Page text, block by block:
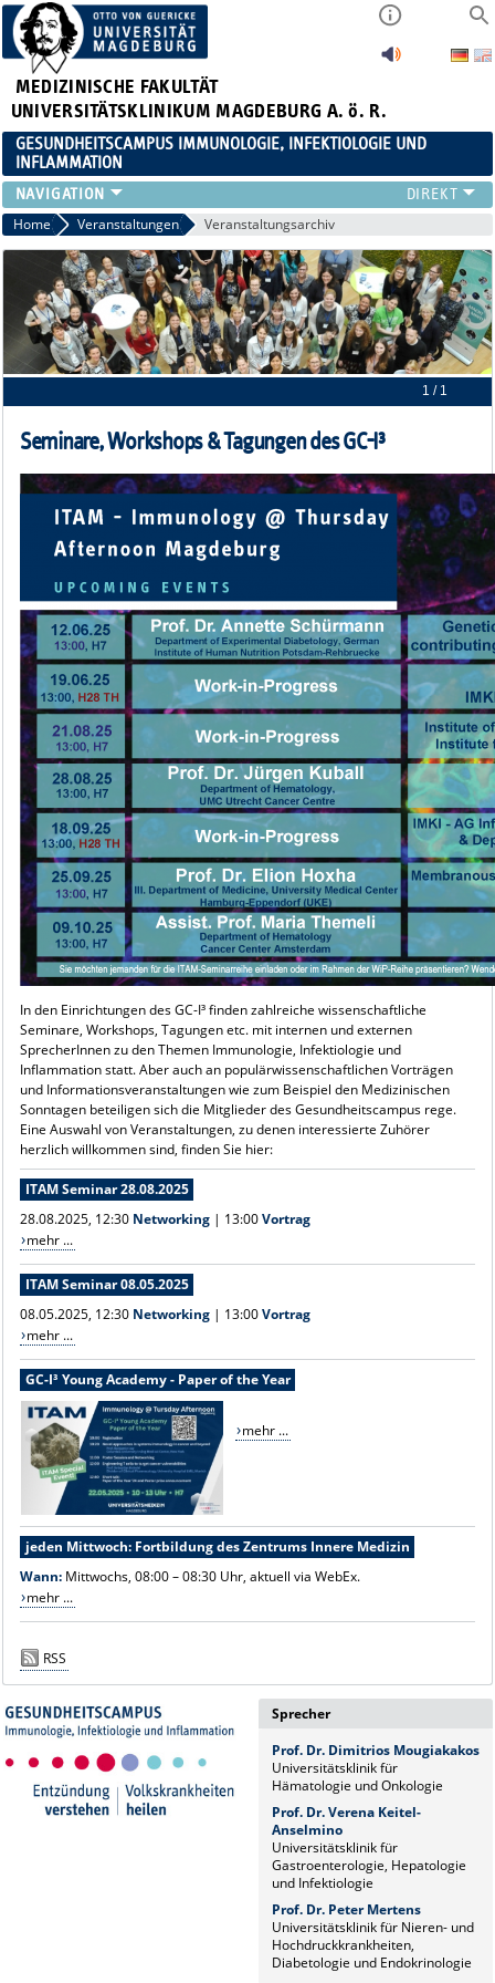
MEDIZINISCHE FAKULTÄT
UNIVERSITÄTSKLINIKUM MAGDEBURG A. ö. R.
GESUNDHEITSCAMPUS IMMUNOLOGIE, INFEKTIOLOGIE UND
INFLAMMATION
ÜBER UNS
MITGLIEDER
PAPER D. JAHRES
AKTUELLES
YOUNG ACADEMY
VERANSTALTUNGEN
Home Veranstaltungen Veranstaltungsarchiv
1 / 1
Seminare, Workshops & Tagungen des GC-I³
In den Einrichtungen des GC-I³ finden zahlreiche wissenschaftliche
Seminare, Workshops, Tagungen etc. mit internen und externen
SprecherInnen zu den Themen Immunologie, Infektiologie und
Inflammation statt. Aber auch an populärwissenschaftlichen Vorträgen
und Informationsveranstaltungen wie zum Beispiel den Medizinischen
Sonntagen beteiligen sich die Mitglieder des Gesundheitscampus rege.
Eine Auswahl von Veranstaltungen, zu denen interessierte Zuhörer
herzlich willkommen sind, finden Sie hier:
ITAM Seminar 28.08.2025
28.08.2025, 12:30 Networking | 13:00Vortrag
mehr ...
ITAM Seminar 08.05.2025
08.05.2025, 12:30 Networking | 13:00Vortrag
mehr ...
GC-I³ Young Academy - Paper of the Year
mehr ...
jeden Mittwoch: Fortbildung des Zentrums Innere Medizin
Wann:Mittwochs, 08:00 – 08:30 Uhr, aktuell via WebEx.
mehr ...
RSS
Sprecher
Prof. Dr. Dimitrios Mougiakakos
Universitätsklinik für
Hämatologie und Onkologie
Prof. Dr. Verena Keitel-
Anselmino
Universitätsklinik für
Gastroenterologie, Hepatologie
und Infektiologie
Prof. Dr. Peter Mertens
Universitätsklinik für Nieren- und
Hochdruckkrankheiten,
Diabetologie und Endokrinologie